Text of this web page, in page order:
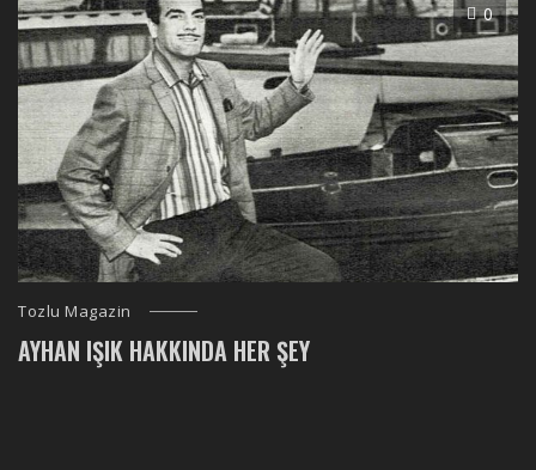
0
Tozlu Magazin
AYHAN IŞIK HAKKINDA HER ŞEY